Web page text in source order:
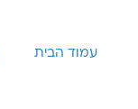
עמוד הבית